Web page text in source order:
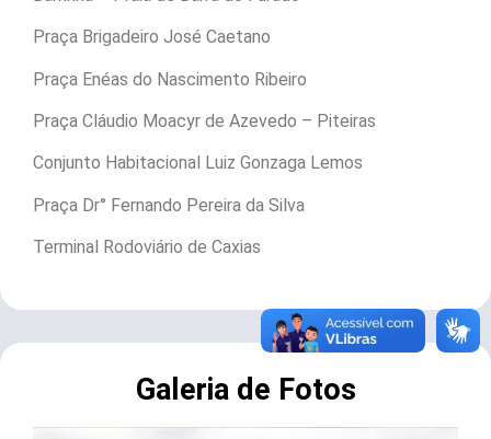
Praça Brigadeiro José Caetano
Praça Enéas do Nascimento Ribeiro
Praça Cláudio Moacyr de Azevedo – Piteiras
Conjunto Habitacional Luiz Gonzaga Lemos
Praça Dr° Fernando Pereira da Silva
Terminal Rodoviário de Caxias
Galeria de Fotos